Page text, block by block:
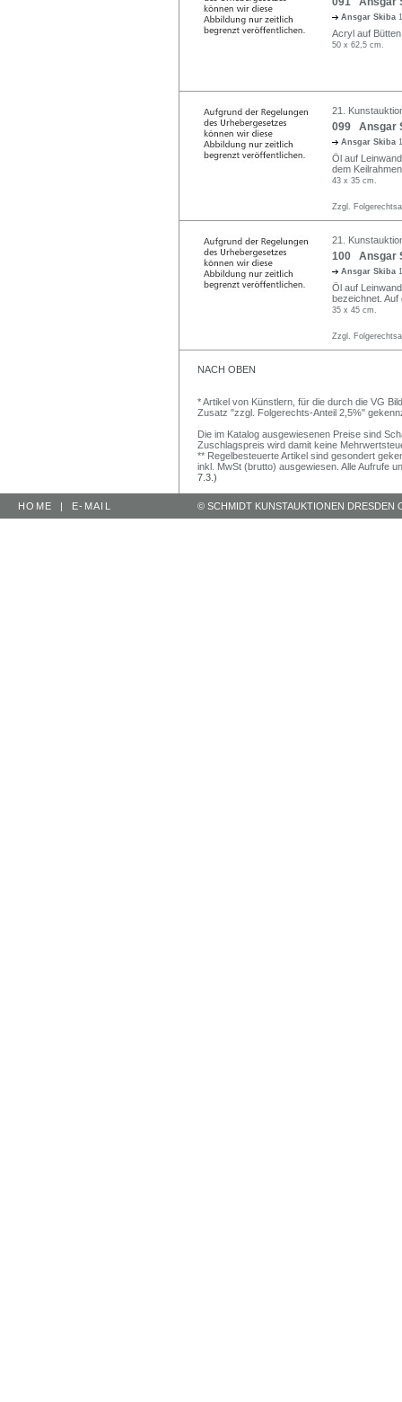
Ansgar Skiba
Acryl auf
50 x 62,5 cm.
21.
099 Ansgar
Ansgar Skiba
Öl auf
dem
43 x 35 cm.
Zzgl.
21.
100 Ansgar
Ansgar Skiba
Öl auf
bezeichnet. Auf
35 x 45 cm.
Zzgl.
NACH OBEN
* Artikel von Künstlern, für die durch die VG
Zusatz "zzgl. Folgerechts-Anteil 2,5%"
Die im Katalog ausgewiesenen Preise sind
Zuschlagspreis wird damit keine
** Regelbesteuerte Artikel sind gesondert
inkl. MwSt (brutto) ausgewiesen. Alle Aufrufe
7.3.)
HOME | E-MAIL © SCHMIDT KUNSTAUKTIONEN DRESDEN